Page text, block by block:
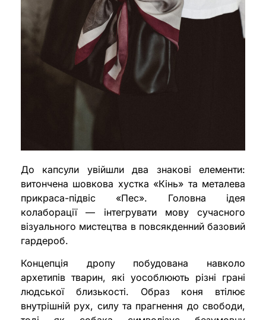
До капсули увійшли два знакові елементи:
витончена шовкова хустка «Кінь» та металева
прикраса-підвіс «Пес». Головна ідея
колаборації — інтегрувати мову сучасного
візуального мистецтва в повсякденний базовий
гардероб.
Концепція дропу побудована навколо
архетипів тварин, які уособлюють різні грані
людської близькості. Образ коня втілює
внутрішній рух, силу та прагнення до свободи,